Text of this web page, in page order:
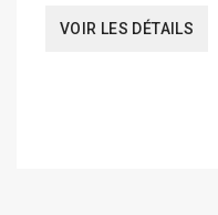
VOIR LES DÉTAILS